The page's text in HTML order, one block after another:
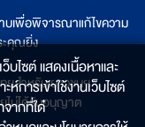
บเพื่อพิจารณาแก้ไขความ
ะคุณยิ่ง
ยสำหรับเยาวชนฯ
ไม่ได้รับอนุญาต
บไซต์ แสดงเนื้อหาและ
การเข้าใช้งานเว็บไซต์
จากที่ใด๋